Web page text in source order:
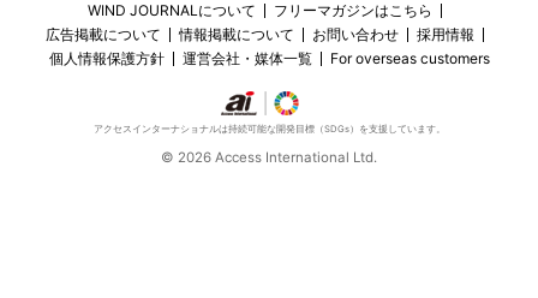
WIND JOURNALについて
フリーマガジンはこちら
広告掲載について
情報掲載について お問い合わせ
採用情報
個人情報保護方針
運営会社・媒体一覧 For overseas customers
アクセスインターナショナルは持続可能な開発目標（SDGs）を支援しています。
© 2026 Access International Ltd.